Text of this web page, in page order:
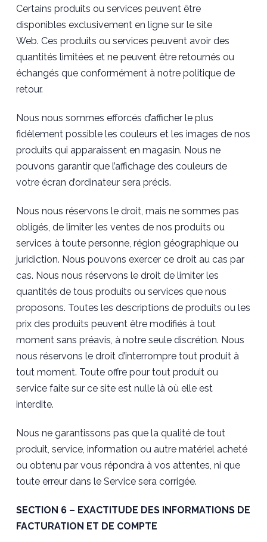
Certains produits ou services peuvent être
disponibles exclusivement en ligne sur le site
Web. Ces produits ou services peuvent avoir des
quantités limitées et ne peuvent être retournés ou
échangés que conformément à notre politique de
retour.
Nous nous sommes efforcés d’afficher le plus
fidèlement possible les couleurs et les images de nos
produits qui apparaissent en magasin. Nous ne
pouvons garantir que l’affichage des couleurs de
votre écran d’ordinateur sera précis.
Nous nous réservons le droit, mais ne sommes pas
obligés, de limiter les ventes de nos produits ou
services à toute personne, région géographique ou
juridiction. Nous pouvons exercer ce droit au cas par
cas. Nous nous réservons le droit de limiter les
quantités de tous produits ou services que nous
proposons. Toutes les descriptions de produits ou les
prix des produits peuvent être modifiés à tout
moment sans préavis, à notre seule discrétion. Nous
nous réservons le droit d’interrompre tout produit à
tout moment. Toute offre pour tout produit ou
service faite sur ce site est nulle là où elle est
interdite.
Nous ne garantissons pas que la qualité de tout
produit, service, information ou autre matériel acheté
ou obtenu par vous répondra à vos attentes, ni que
toute erreur dans le Service sera corrigée.
SECTION 6 – EXACTITUDE DES INFORMATIONS DE
FACTURATION ET DE COMPTE